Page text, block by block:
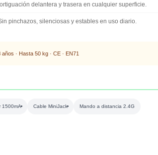
delantera y trasera en cualquier superficie.
pinchazos, silenciosas y estables en uso diario.
· Hasta 50 kg · CE · EN71
1500mA Cable MiniJack Mando a distancia 2.4G